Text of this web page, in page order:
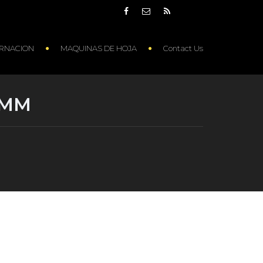
MAQUINAS DE HOJA Contact Us